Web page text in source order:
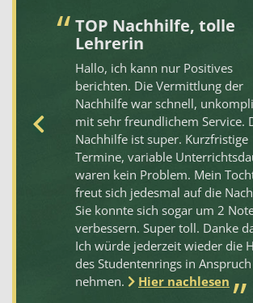
TOP Nachhilfe, tolle
Lehrerin
Hallo, ich kann nur Positives
berichten. Die Vermittlung der
Nachhilfe war schnell,
mit sehr freundlichem Service.
Nachhilfe ist super. Kurzfristige
Termine, variable
waren kein Problem. Mein
freut sich jedesmal auf die
Sie konnte sich sogar um 2
verbessern. Super toll. Danke
Ich würde jederzeit wieder die
des Studentenrings in Anspruch
nehmen.
Hier nachlesen